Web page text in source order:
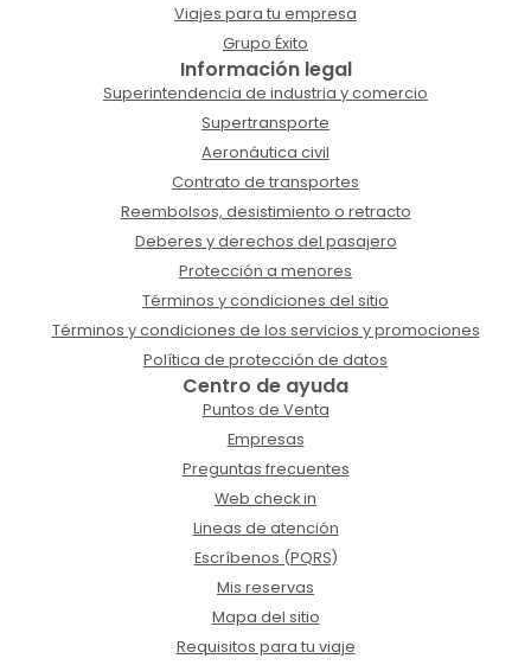
Viajes para tu empresa
Grupo Éxito
Información legal
Superintendencia de industria y comercio
Supertransporte
Aeronáutica civil
Contrato de transportes
Reembolsos, desistimiento o retracto
Deberes y derechos del pasajero
Protección a menores
Términos y condiciones del sitio
Términos y condiciones de los servicios y promociones
Política de protección de datos
Centro de ayuda
Puntos de Venta
Empresas
Preguntas frecuentes
Web check in
Lineas de atención
Escríbenos (PQRS)
Mis reservas
Mapa del sitio
Requisitos para tu viaje